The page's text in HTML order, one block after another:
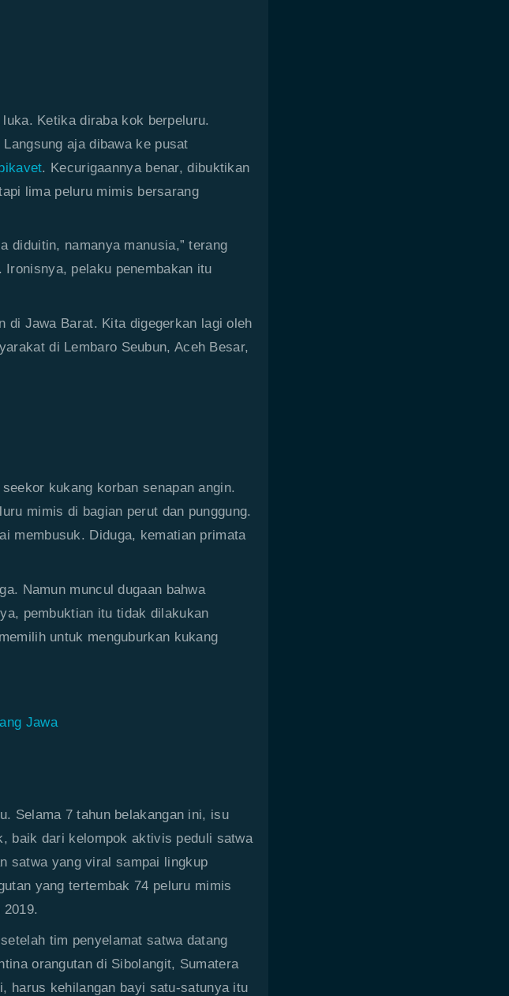
Ketika diraba kok berpeluru.
aja dibawa ke pusat
. Kecurigaannya benar, dibuktikan
lima peluru mimis bersarang
diduitin, namanya manusia,” terang
Ironisnya, pelaku penembakan itu
di Jawa Barat. Kita digegerkan lagi oleh
di Lembaro Seubun, Aceh Besar,
kukang korban senapan angin.
mimis di bagian perut dan punggung.
membusuk. Diduga, kematian primata
Namun muncul dugaan bahwa
pembuktian itu tidak dilakukan
untuk menguburkan kukang
Jawa
Selama 7 tahun belakangan ini, isu
baik dari kelompok aktivis peduli satwa
satwa yang viral sampai lingkup
yang tertembak 74 peluru mimis
2019.
tim penyelamat satwa datang
orangutan di Sibolangit, Sumatera
harus kehilangan bayi satu-satunya itu